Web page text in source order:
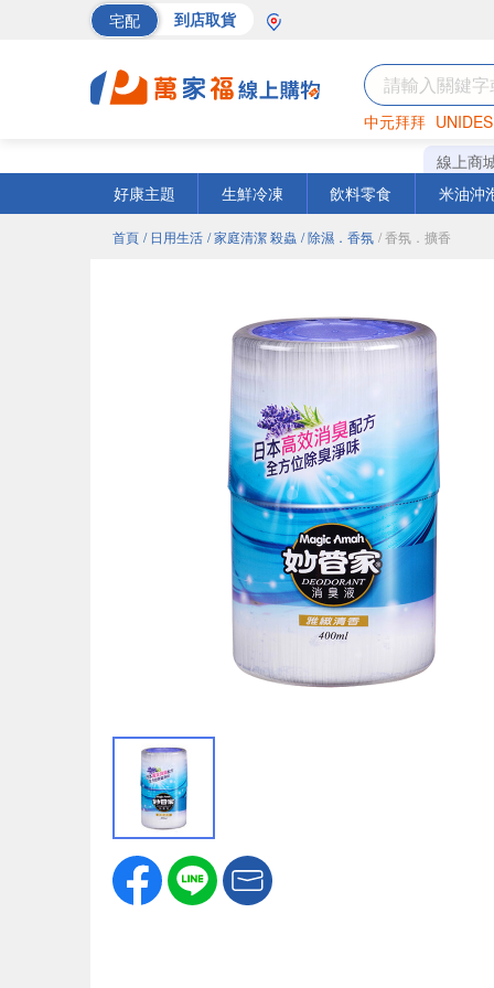
宅配 到店取貨
中元拜拜
罐頭 海苔
線上商
好康主題
生鮮冷凍 飲料零食 米油沖
首頁 / 日用生活 / 家庭清潔 殺蟲 / 除濕．香氛 / 香氛．擴香